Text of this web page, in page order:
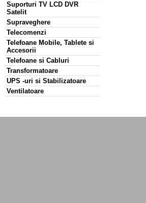
Suporturi TV LCD DVR
Satelit
Supraveghere
Telecomenzi
Telefoane Mobile, Tablete si
Accesorii
Telefoane si Cabluri
Transformatoare
UPS -uri si Stabilizatoare
Ventilatoare